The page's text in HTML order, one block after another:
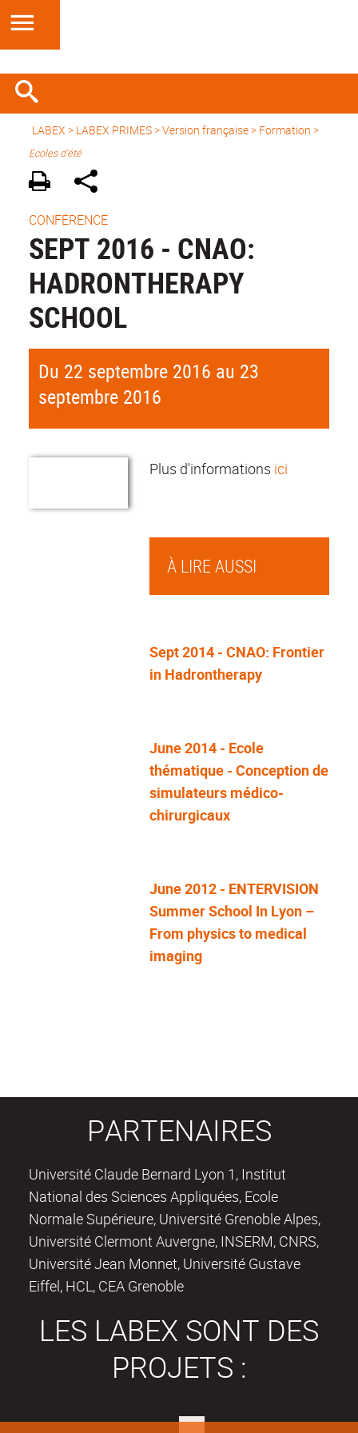
LABEX > LABEX PRIMES>Version française> Formation >
Ecoles d'été
CONFÉRENCE
SEPT 2016 - CNAO:
HADRONTHERAPY
SCHOOL
Du 22 septembre 2016 au 23
septembre 2016
Plus d'informations ici
À LIRE AUSSI
Sept 2014 - CNAO: Frontier
in Hadrontherapy
June 2014 - Ecole
thématique - Conception de
simulateurs médico-
chirurgicaux
June 2012 - ENTERVISION
Summer School In Lyon –
From physics to medical
imaging
PARTENAIRES
Université Claude Bernard Lyon 1, Institut
National des Sciences Appliquées, Ecole
Normale Supérieure, Université Grenoble Alpes,
Université Clermont Auvergne, INSERM, CNRS,
Université Jean Monnet, Université Gustave
Eiffel, HCL, CEA Grenoble
LES LABEX SONT DES
PROJETS :